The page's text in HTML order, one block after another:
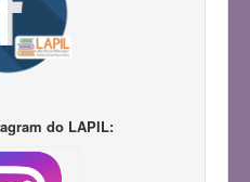
do LAPIL: